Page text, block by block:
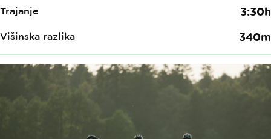
Trajanje 3:30h
Višinska razlika 340m